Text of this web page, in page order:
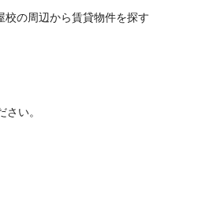
校の周辺から賃貸物件を探す
い。